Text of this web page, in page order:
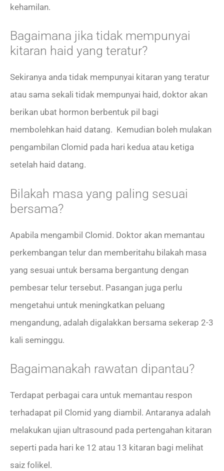
kehamilan.
Bagaimana jika tidak mempunyai
kitaran haid yang teratur?
Sekiranya anda tidak mempunyai kitaran yang teratur
atau sama sekali tidak mempunyai haid, doktor akan
berikan ubat hormon berbentuk pil bagi
membolehkan haid datang. Kemudian boleh mulakan
pengambilan Clomid pada hari kedua atau ketiga
setelah haid datang.
Bilakah masa yang paling sesuai
bersama?
Apabila mengambil Clomid. Doktor akan memantau
perkembangan telur dan memberitahu bilakah masa
yang sesuai untuk bersama bergantung dengan
pembesar telur tersebut. Pasangan juga perlu
mengetahui untuk meningkatkan peluang
mengandung, adalah digalakkan bersama sekerap 2-3
kali seminggu.
Bagaimanakah rawatan dipantau?
Terdapat perbagai cara untuk memantau respon
terhadapat pil Clomid yang diambil. Antaranya adalah
melakukan ujian ultrasound pada pertengahan kitaran
seperti pada hari ke 12 atau 13 kitaran bagi melihat
saiz folikel.